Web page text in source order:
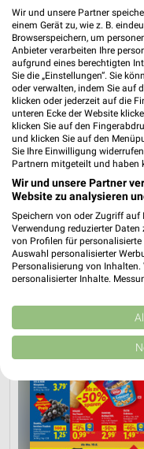
Heute
290,96 km
Filialen zum
Hier findest Du
Restaurant in Effelder
Prospekten von z.B.
Aktuelle
Umgebung
15 Prospekte
Lidl
Wir und unsere Partner
einem Gerät zu, wie z. B.
Browserspeichern, um
Anbieter verarbeiten Ihre
aufgrund eines berechtigten
Sie die „Einstellungen“. Sie
oder verwalten, indem Sie auf
klicken oder jederzeit auf die
unteren Ecke der Website
klicken Sie auf den
und klicken Sie auf den
Sie Ihre Einwilligung
Partnern mitgeteilt und haben
Wir und unsere Partner
Website zu analysieren
Speichern von oder Zugriff
Verwendung reduzierter
von Profilen für
Auswahl personalisierter
Personalisierung von
personalisierter Inhalte.
Kombinationen von Daten
Verbesserung der Angebote.
von Inhalten.
Daten können außerhalb der
USA gesendet werden.
Website/App.
Partnerliste anzeigen (1
Wir nutzen Ihre Daten für
IAB-Verarbeitungszwecke: